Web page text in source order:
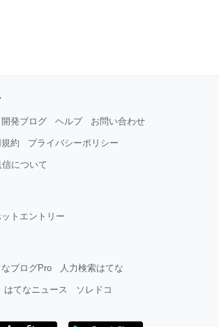
開発ブログ ヘルプ お問い合わせ
約 プライバシーポリシー
について
トエントリー
なブログPro 人力検索はてな
はてなニュース ソレドコ